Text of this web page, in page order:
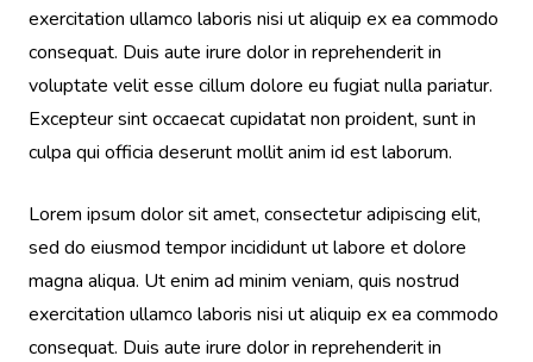
exercitation ullamco laboris nisi ut aliquip ex ea commodo
consequat. Duis aute irure dolor in reprehenderit in
voluptate velit esse cillum dolore eu fugiat nulla pariatur.
Excepteur sint occaecat cupidatat non proident, sunt in
culpa qui officia deserunt mollit anim id est laborum.
Lorem ipsum dolor sit amet, consectetur adipiscing elit,
sed do eiusmod tempor incididunt ut labore et dolore
magna aliqua. Ut enim ad minim veniam, quis nostrud
exercitation ullamco laboris nisi ut aliquip ex ea commodo
consequat. Duis aute irure dolor in reprehenderit in